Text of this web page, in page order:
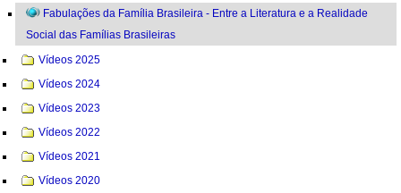
Fabulações da Família Brasileira - Entre a Literatura e a Realidade
Social das Famílias Brasileiras
Vídeos 2025
Vídeos 2024
Vídeos 2023
Vídeos 2022
Vídeos 2021
Vídeos 2020